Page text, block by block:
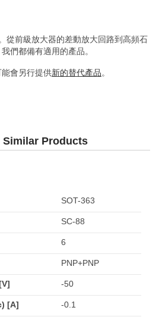
從前級放大器的差動放大回路到高頻石
們都備有適用的產品。
會另行提供新的替代產品。
Similar Products
SOT-363
SC-88
6
PNP+PNP
-50
[A] -0.1